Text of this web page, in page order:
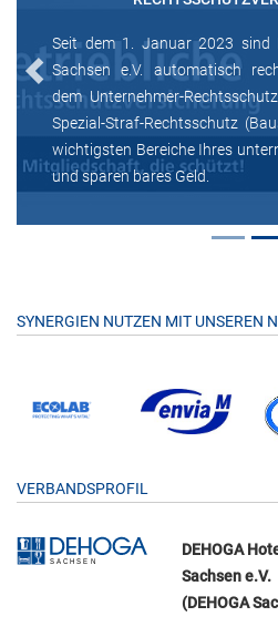
Seit dem 1. Januar 2023 sind
Sachsen e.V. automatisch
dem Unternehmer-
Spezial-Straf-Rechtsschutz
wichtigsten Bereiche Ihres
und sparen bares Geld.
Previous
SYNERGIEN NUTZEN MIT UNSEREN
VERBANDSPROFIL
DEHOGA
Sachsen e.V.
(DEHOGA